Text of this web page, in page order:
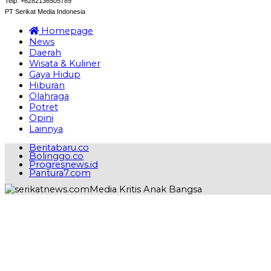
PT Serikat Media Indonesia
Homepage
News
Daerah
Wisata & Kuliner
Gaya Hidup
Hiburan
Olahraga
Potret
Opini
Lainnya
Beritabaru.co
Bolinggo.co
Progresnews.id
Pantura7.com